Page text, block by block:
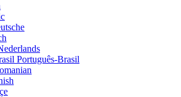
Português-Brasil